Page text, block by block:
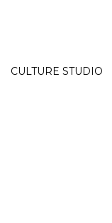
CULTURE STUDIO